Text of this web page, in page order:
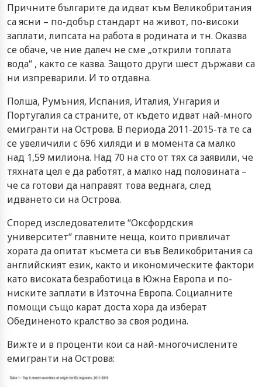
Причните българите да идват към Великобритания
са ясни – по-добър стандарт на живот, по-високи
заплати, липсата на работа в родината и тн. Оказва
се обаче, че ние далеч не сме „открили топлата
вода“ , както се казва. Защото други шест държави са
ни изпреварили. И то отдавна.
Полша, Румъния, Испания, Италия, Унгария и
Португалия са страните, от където идват най-много
емигранти на Острова. В периода 2011-2015-та те са
се увеличили с 696 хиляди и в момента са малко
над 1,59 милиона. Над 70 на сто от тях са заявили, че
тяхната цел е да работят, а малко над половината –
че са готови да направят това веднага, след
идването си на Острова.
Според изследователите “Оксфордския
университет“ главните неща, които привличат
хората да опитат късмета си във Великобритания са
английският език, както и икономическите фактори
като високата безработица в Южна Европа и по-
ниските заплати в Източна Европа. Социалните
помощи също карат доста хора да изберат
Обединеното кралство за своя родина.
Вижте и в проценти кои са най-многочислените
емигранти на Острова: